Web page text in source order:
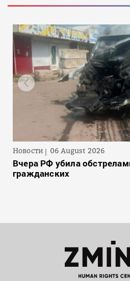
Новости 06 August 2026
Вчера РФ убила
гражданских